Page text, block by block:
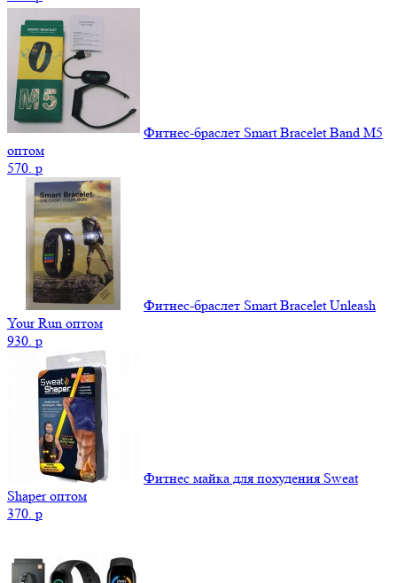
Фитнес-браслет Smart Bracelet Band M5
оптом
570. p
Фитнес-браслет Smart Bracelet Unleash
Your Run оптом
930. p
Фитнес майка для похудения Sweat
Shaper оптом
370. p